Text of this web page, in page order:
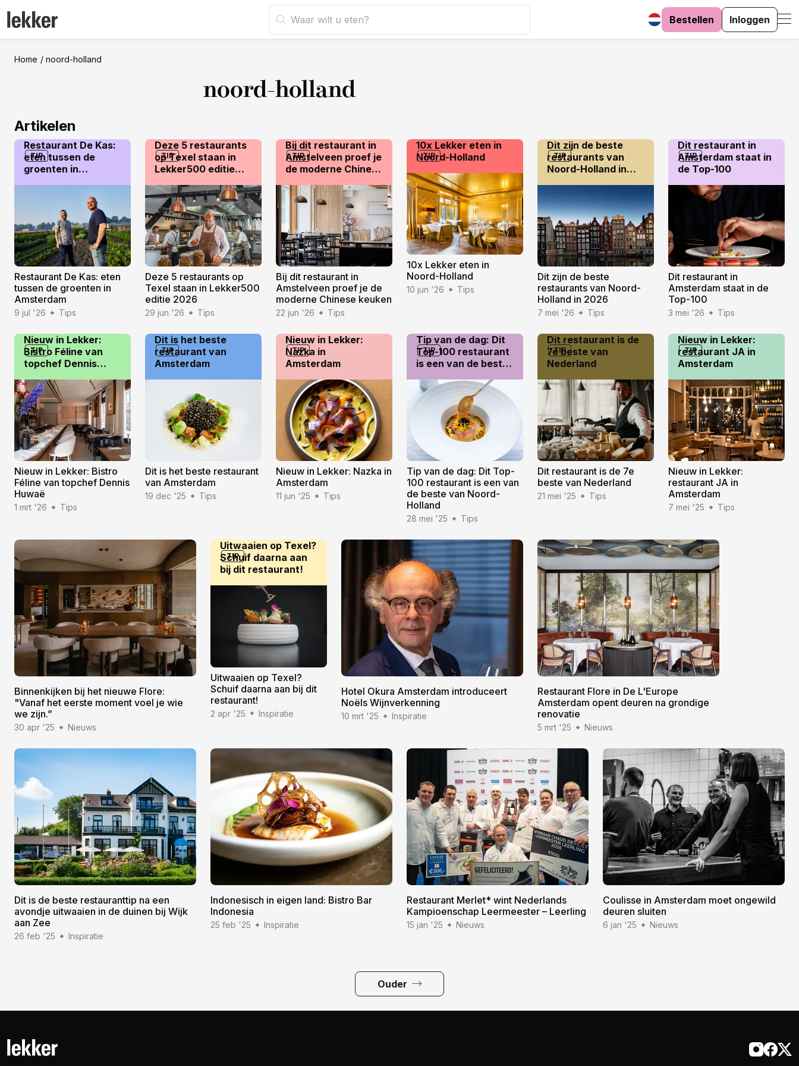
Bestellen Inloggen
Home noord-holland
noord-holland
Artikelen
TIP
Restaurant De Kas:
eten tussen de
groenten in
Restaurant De Kas: eten
tussen de groenten in
Amsterdam
9 jul '26 Tips
TIP
Deze 5 restaurants
op Texel staan in
Lekker500 editie
Deze 5 restaurants op
Texel staan in Lekker500
editie 2026
29 jun '26 Tips
TIP
Bij dit restaurant in
Amstelveen proef je
de moderne Chinese
Bij dit restaurant in
Amstelveen proef je de
moderne Chinese keuken
22 jun '26 Tips
TIP
10x Lekker eten in
Noord-Holland
10x Lekker eten in
Noord-Holland
10 jun '26 Tips
TIP
Dit zijn de beste
restaurants van
Noord-Holland in
Dit zijn de beste
restaurants van Noord-
Holland in 2026
7 mei '26 Tips
TIP
Dit restaurant in
Amsterdam staat in
de Top-100
Dit restaurant in
Amsterdam staat in de
Top-100
3 mei '26 Tips
TIP
Nieuw in Lekker:
Bistro Féline van
topchef Dennis
Nieuw in Lekker: Bistro
Féline van topchef Dennis
Huwaë
1 mrt '26 Tips
TIP
Dit is het beste
restaurant van
Amsterdam
Dit is het beste restaurant
van Amsterdam
19 dec '25 Tips
TIP
Nieuw in Lekker:
Nazka in
Amsterdam
Nieuw in Lekker: Nazka in
Amsterdam
11 jun '25 Tips
TIP
Tip van de dag: Dit
Top-100 restaurant
is een van de beste
Tip van de dag: Dit Top-
100 restaurant is een van
de beste van Noord-
Holland
28 mei '25 Tips
TIP
Dit restaurant is de
7e beste van
Nederland
Dit restaurant is de 7e
beste van Nederland
21 mei '25 Tips
TIP
Nieuw in Lekker:
restaurant JA in
Amsterdam
Nieuw in Lekker:
restaurant JA in
Amsterdam
7 mei '25 Tips
Binnenkijken bij het nieuwe Flore:
"Vanaf het eerste moment voel je wie
we zijn.”
30 apr '25 Nieuws
TIP
Uitwaaien op Texel?
Schuif daarna aan
bij dit restaurant!
Uitwaaien op Texel?
Schuif daarna aan bij dit
restaurant!
2 apr '25 Inspiratie
Hotel Okura Amsterdam introduceert
Noëls Wijnverkenning
10 mrt '25 Inspiratie
Restaurant Flore in De L'Europe
Amsterdam opent deuren na grondige
renovatie
5 mrt '25 Nieuws
Dit is de beste restauranttip na een
avondje uitwaaien in de duinen bij Wijk
aan Zee
26 feb '25 Inspiratie
Indonesisch in eigen land: Bistro Bar
Indonesia
25 feb '25 Inspiratie
Restaurant Merlet* wint Nederlands
Kampioenschap Leermeester – Leerling
15 jan '25 Nieuws
Coulisse in Amsterdam moet ongewild
deuren sluiten
6 jan '25 Nieuws
Ouder